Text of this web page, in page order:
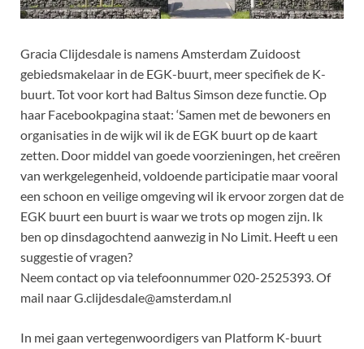
Gracia Clijdesdale is namens Amsterdam Zuidoost
gebiedsmakelaar in de EGK-buurt, meer specifiek de K-
buurt. Tot voor kort had Baltus Simson deze functie. Op
haar Facebookpagina staat: ‘Samen met de bewoners en
organisaties in de wijk wil ik de EGK buurt op de kaart
zetten. Door middel van goede voorzieningen, het creëren
van werkgelegenheid, voldoende participatie maar vooral
een schoon en veilige omgeving wil ik ervoor zorgen dat de
EGK buurt een buurt is waar we trots op mogen zijn. Ik
ben op dinsdagochtend aanwezig in No Limit. Heeft u een
suggestie of vragen?
Neem contact op via telefoonnummer 020-2525393. Of
mail naar G.clijdesdale@amsterdam.nl
In mei gaan vertegenwoordigers van Platform K-buurt